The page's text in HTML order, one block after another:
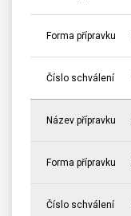
Forma přípravku
Číslo schválení
Název přípravku
Forma přípravku
Číslo schválení